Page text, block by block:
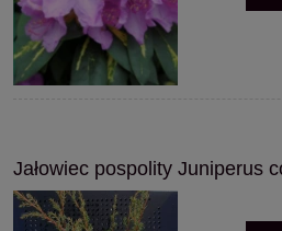
Jałowiec pospolity Juniperus